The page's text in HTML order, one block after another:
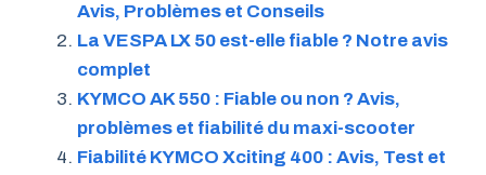
Avis, Problèmes et Conseils
La VESPA LX 50 est-elle fiable ? Notre avis
complet
KYMCO AK 550 : Fiable ou non ? Avis,
problèmes et fiabilité du maxi-scooter
Fiabilité KYMCO Xciting 400 : Avis, Test et